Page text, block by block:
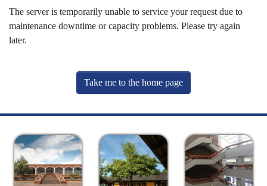
The server is temporarily unable to service your request due to
maintenance downtime or capacity problems. Please try again
later.
Take me to the home page